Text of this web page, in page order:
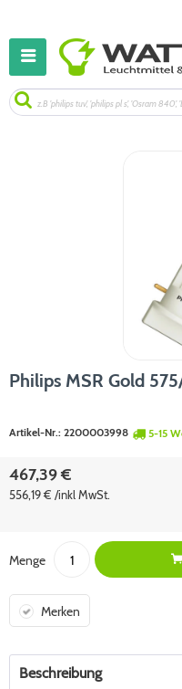
Philips MSR Gold
Artikel-Nr.: 2200003998 5-15
467,39 €
556,19 € /inkl MwSt.
Menge
Merken
Beschreibung